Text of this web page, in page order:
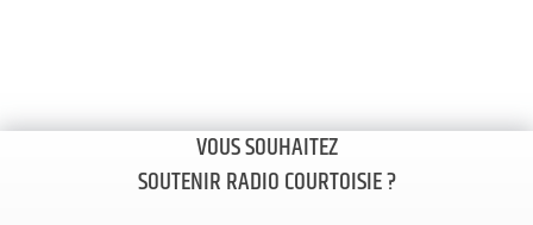
VOUS SOUHAITEZ
SOUTENIR RADIO COURTOISIE ?